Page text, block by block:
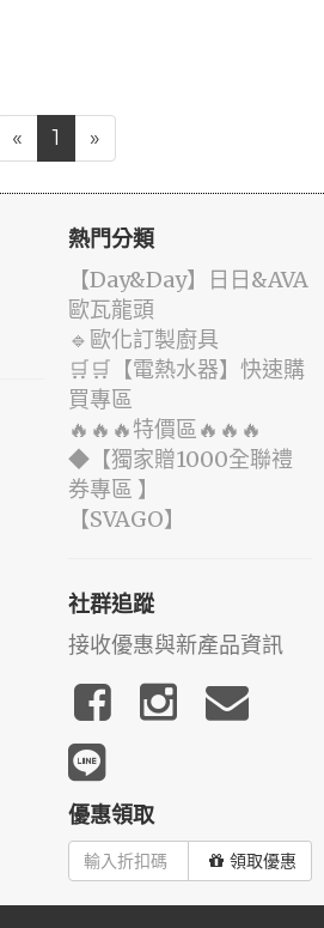
« 1 »
熱門分類
️【Day&Day】️日日&AVA
歐瓦龍頭
🔹歐化訂製廚具
🛒🛒【電熱水器】快速購
買專區
🔥🔥🔥特價區🔥🔥🔥
◆【獨家贈1000全聯禮
券專區 】
️【SVAGO】️
社群追蹤
接收優惠與新產品資訊
優惠領取
領取優惠